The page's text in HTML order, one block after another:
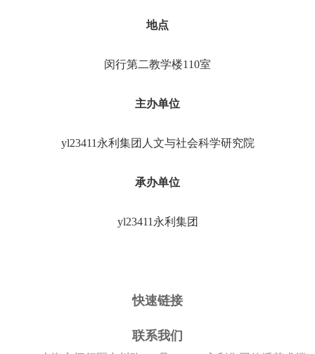
地点
闵行第二教学楼110室
主办单位
yl23411永利集团人文与社会科学研究院
承办单位
yl23411永利集团
快速链接
联系我们